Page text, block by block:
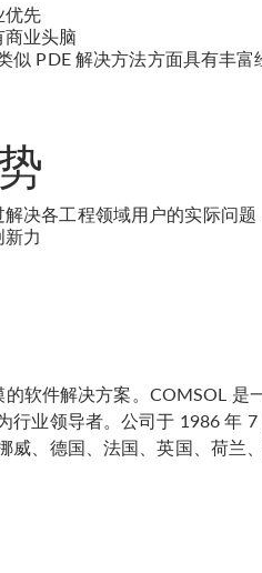
优先
业头脑
似 PDE 解决方法方面具有丰
决各工程领域用户的实际问
力
软件解决方案。COMSOL 是
行业领导者。公司于 1986 年
威、德国、法国、英国、荷兰